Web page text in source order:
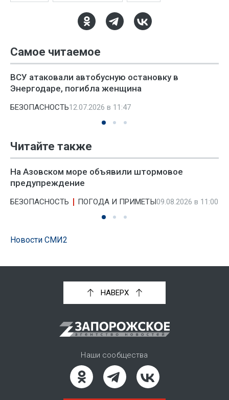
Самое читаемое
ВСУ атаковали автобусную остановку в
Энергодаре, погибла женщина
БЕЗОПАСНОСТЬ12.07.2026 в 11:47
Читайте также
На Азовском море объявили штормовое
предупреждение
БЕЗОПАСНОСТЬ ПОГОДА И ПРИМЕТЫ09.08.2026 в 11:00
Новости СМИ2
НАВЕРХ
Наши сообщества